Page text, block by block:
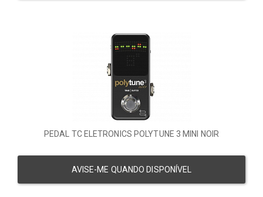
PEDAL TC ELETRONICS POLYTUNE 3 MINI NOIR
AVISE-ME QUANDO DISPONÍVEL